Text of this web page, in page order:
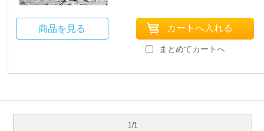
商品を見る
まとめてカートへ
1/1